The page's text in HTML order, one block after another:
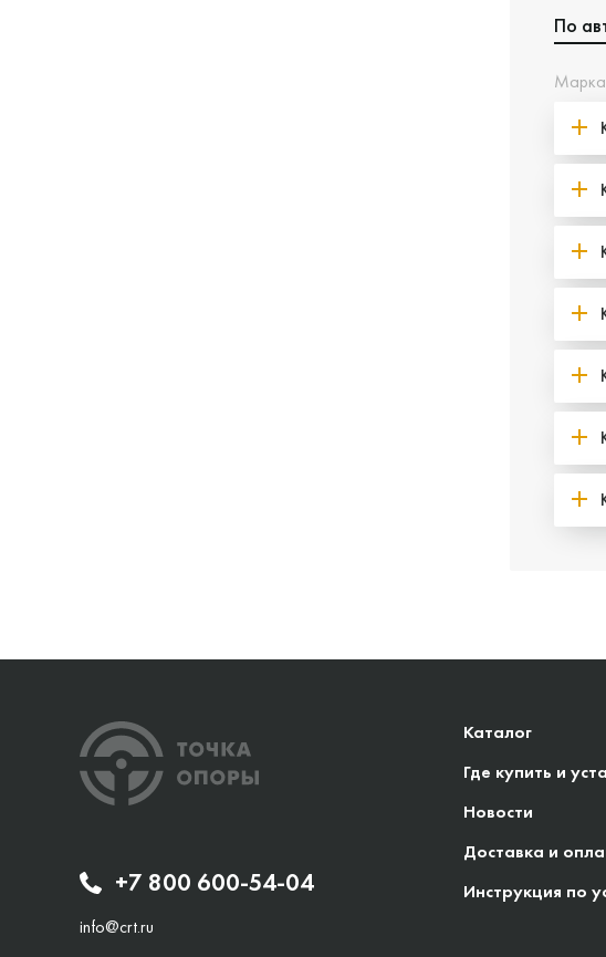
По
Марка
+7 800 600-54-04
info@crt.ru
Каталог
Где купить и
Новости
Доставка и
Инструкция по